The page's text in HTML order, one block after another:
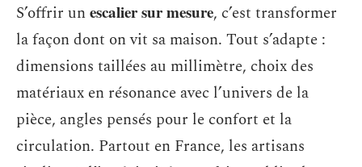
S’offrir unescalier sur mesure, c’est transformer
la façon dont on vit sa maison. Tout s’adapte :
dimensions taillées au millimètre, choix des
matériaux en résonance avec l’univers de la
pièce, angles pensés pour le confort et la
circulation. Partout en France, les artisans